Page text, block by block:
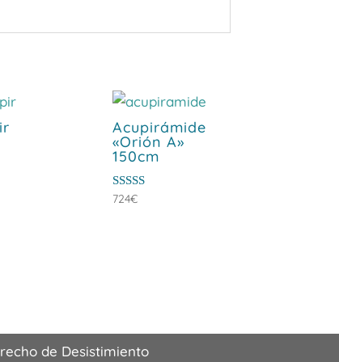
Acupirámide
«Orión A»
150cm
Valorado
724€
de Desistimiento